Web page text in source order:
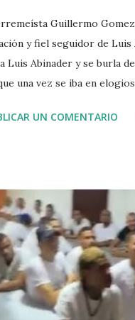
Guillermo
y fiel seguidor de Luis
Luis Abinader y se burla
una vez se iba en
UN COMENTARIO